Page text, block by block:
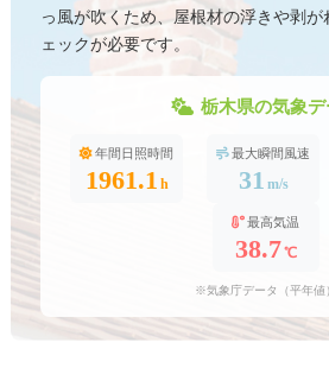
っ風が吹くため、屋根材の浮きや剥
ェックが必要です。
栃木県の気象デ
年間日照時間
1961.1 h
最大瞬間風速
31 m/s
最高気温
38.7℃
※気象庁データ（平年値